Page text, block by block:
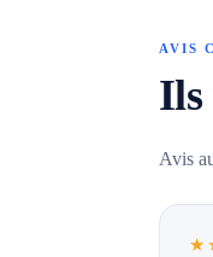
AVIS
Ils
Avis